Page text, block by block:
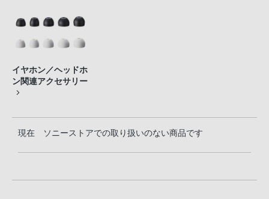
イヤホン／ヘッドホ
ン関連アクセサリー
現在 ソニーストアでの取り扱いのない商品です